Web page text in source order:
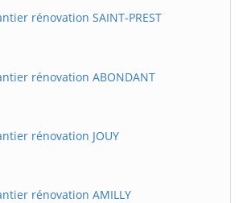
rénovation SAINT-PREST
rénovation ABONDANT
rénovation JOUY
rénovation AMILLY